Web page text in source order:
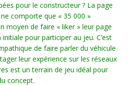
pour le constructeur ? La page
comporte que « 35 000 »
moyen de faire « liker » leur page
pour participer au jeu. C’est
de faire parler du véhicule
leur expérience sur les réseaux
est un terrain de jeu idéal pour
concept.